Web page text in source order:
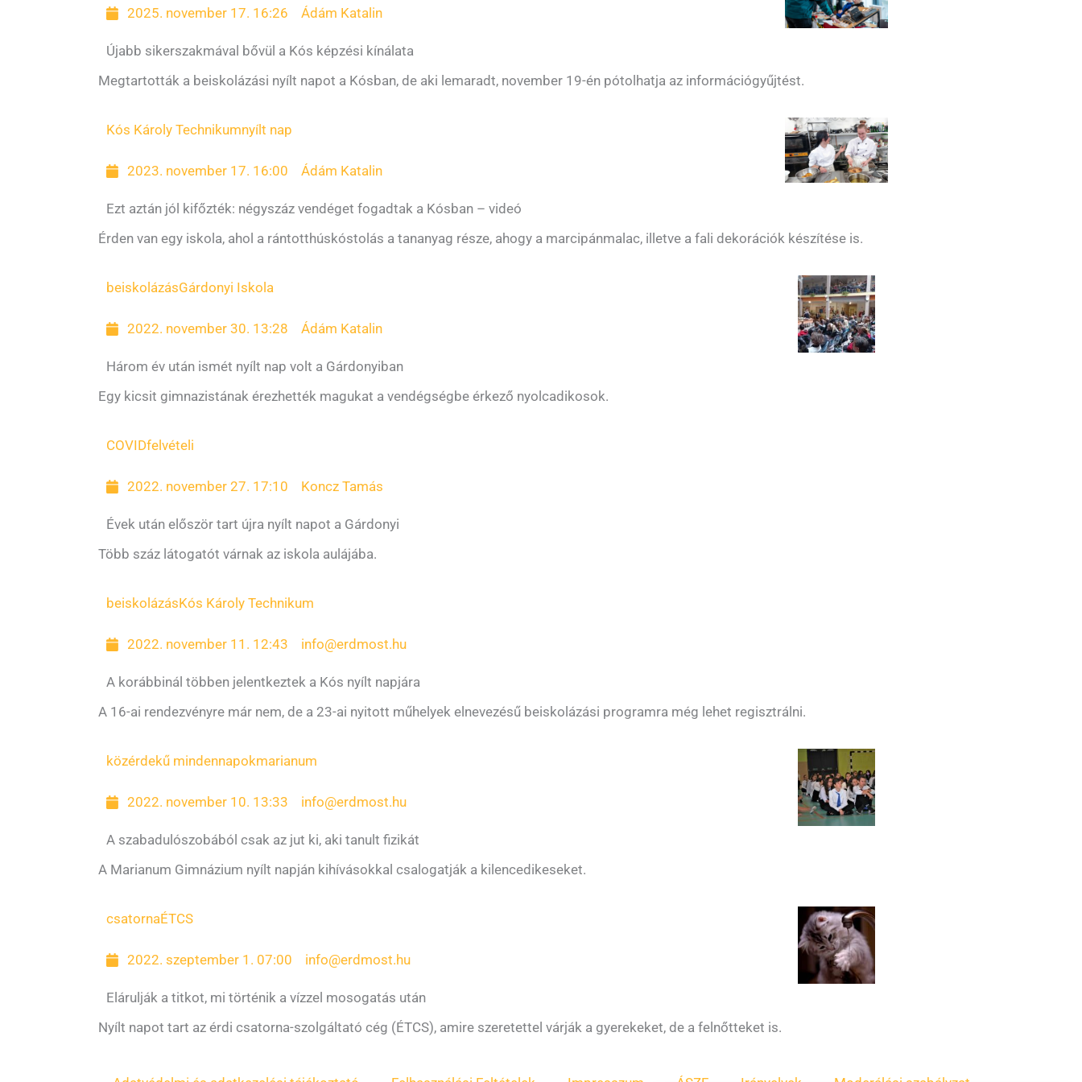
2025. november 17. 16:26 Ádám Katalin
Újabb sikerszakmával bővül a Kós képzési kínálata
Megtartották a beiskolázási nyílt napot a Kósban, de aki lemaradt, november 19-én pótolhatja az információgyűjtést.
Kós Károly Technikumnyílt nap
2023. november 17. 16:00 Ádám Katalin
Ezt aztán jól kifőzték: négyszáz vendéget fogadtak a Kósban – videó
Érden van egy iskola, ahol a rántotthúskóstolás a tananyag része, ahogy a marcipánmalac, illetve a fali dekorációk készítése is.
beiskolázásGárdonyi Iskola
2022. november 30. 13:28 Ádám Katalin
Három év után ismét nyílt nap volt a Gárdonyiban
Egy kicsit gimnazistának érezhették magukat a vendégségbe érkező nyolcadikosok.
COVIDfelvételi
2022. november 27. 17:10 Koncz Tamás
Évek után először tart újra nyílt napot a Gárdonyi
Több száz látogatót várnak az iskola aulájába.
beiskolázásKós Károly Technikum
2022. november 11. 12:43 info@erdmost.hu
A korábbinál többen jelentkeztek a Kós nyílt napjára
A 16-ai rendezvényre már nem, de a 23-ai nyitott műhelyek elnevezésű beiskolázási programra még lehet regisztrálni.
közérdekű mindennapokmarianum
2022. november 10. 13:33 info@erdmost.hu
A szabadulószobából csak az jut ki, aki tanult fizikát
A Marianum Gimnázium nyílt napján kihívásokkal csalogatják a kilencedikeseket.
csatornaÉTCS
2022. szeptember 1. 07:00 info@erdmost.hu
Elárulják a titkot, mi történik a vízzel mosogatás után
Nyílt napot tart az érdi csatorna-szolgáltató cég (ÉTCS), amire szeretettel várják a gyerekeket, de a felnőtteket is.